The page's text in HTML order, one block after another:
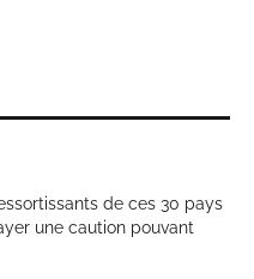
de ces 30 pays
une caution pouvant